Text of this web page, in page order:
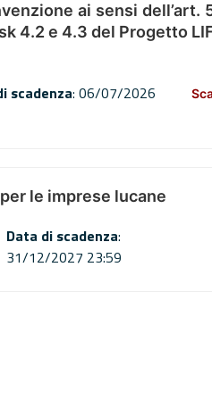
ai sensi dell’art.
e 4.3 del Progetto
scadenza: 06/07/2026
le imprese lucane
Data di scadenza:
31/12/2027 23:59